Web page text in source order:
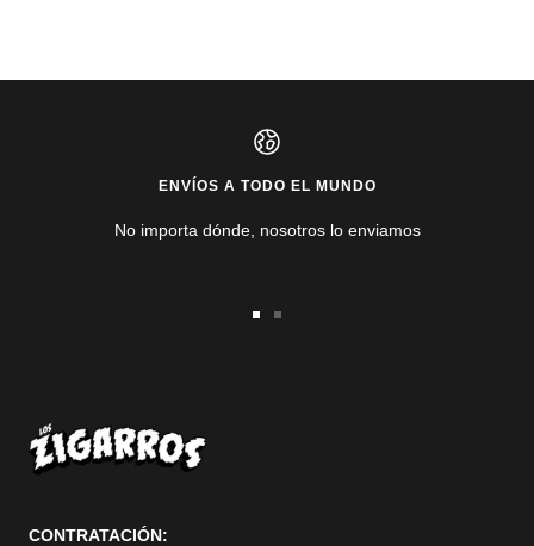
ENVÍOS A TODO EL MUNDO
No importa dónde, nosotros lo enviamos
CONTRATACIÓN: